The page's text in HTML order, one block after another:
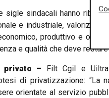
sigle sindacali hanno
e industriale,
produttivo e
e qualità che deve
privato – Filt Cgil e
di privatizzazione: “La
orientate al servizio